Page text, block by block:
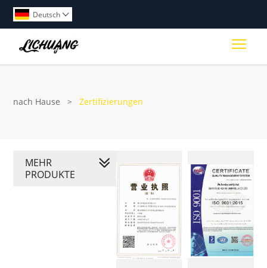
Deutsch 
nach Hause > Zertifizierungen
MEHR
PRODUKTE